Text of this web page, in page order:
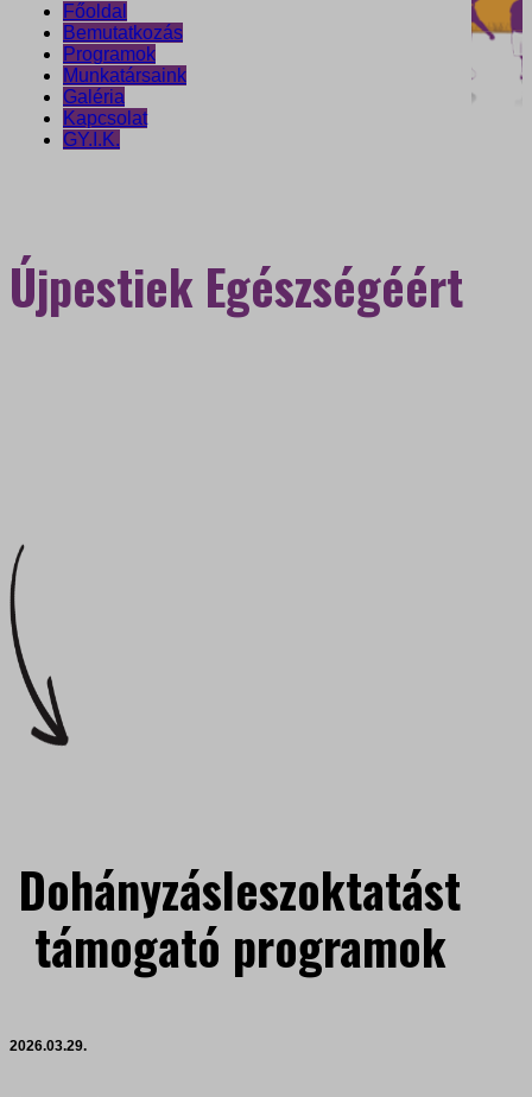
Főoldal
Bemutatkozás
Programok
Munkatársaink
Galéria
Kapcsolat
GY.I.K.
Újpestiek Egészségéért
Dohányzásleszoktatást
támogató programok
2026.03.29.